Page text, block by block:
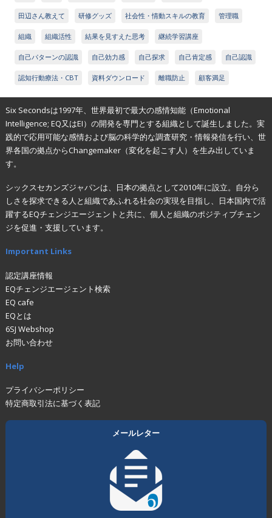
田辺さん教えて 研修グッズ 社会性・情動スキルの教育 管理職
組織 組織活性 結果を見すえた思考 継続学習講座
自己パターンの認識 自己効力感 自己探求 自己肯定感 自己認識
認知行動療法・CBT 資料ダウンロード 離職防止 顧客満足
Six Secondsは1997年、世界最初で最大の感情知能（Emotional
Intelligence; EQ又はEI）の開発を専門とする組織として誕生しました。実
践的で応用可能な感情および脳の科学的な調査研究・情報発信を行い、世
界各国の拠点からChangemaker（変化を起こす人）を生み出していま
す。
シックスセカンズジャパンは、日本の拠点として2010年に設立。自分ら
しさを探求できる人と組織であふれる社会の実現を目指し、日本国内で活
躍するEQチェンジエージェントと共に、個人と組織のポジティブチェン
ジを促進・支援しています。
Important Links
認定講座情報
EQチェンジエージェント検索
EQ cafe
EQとは
6SJ Webshop
お問い合わせ
Help
プライバシーポリシー
特定商取引法に基づく表記
メールレター